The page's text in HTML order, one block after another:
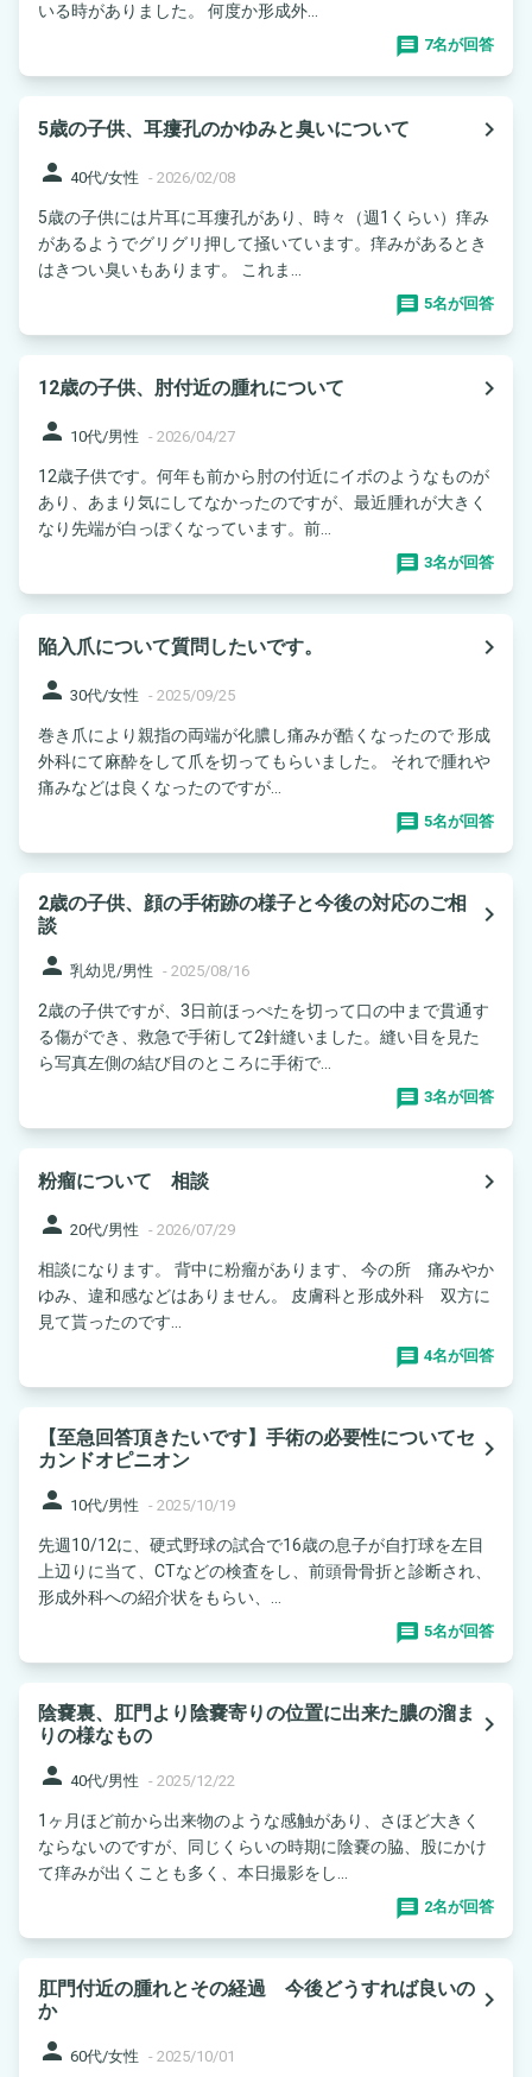
いる時がありました。 何度か形成外...
7名が回答
5歳の子供、耳瘻孔のかゆみと臭いについて
navigate_next
person 40代/女性 - 2026/02/08
5歳の子供には片耳に耳瘻孔があり、時々（週1くらい）痒み
があるようでグリグリ押して掻いています。痒みがあるとき
はきつい臭いもあります。 これま...
5名が回答
12歳の子供、肘付近の腫れについて
navigate_next
person 10代/男性 - 2026/04/27
12歳子供です。何年も前から肘の付近にイボのようなものが
あり、あまり気にしてなかったのですが、最近腫れが大きく
なり先端が白っぽくなっています。前...
3名が回答
陥入爪について質問したいです。
navigate_next
person 30代/女性 - 2025/09/25
巻き爪により親指の両端が化膿し痛みが酷くなったので 形成
外科にて麻酔をして爪を切ってもらいました。 それで腫れや
痛みなどは良くなったのですが...
5名が回答
2歳の子供、顔の手術跡の様子と今後の対応のご相
談
navigate_next
person 乳幼児/男性 - 2025/08/16
2歳の子供ですが、3日前ほっぺたを切って口の中まで貫通す
る傷ができ、救急で手術して2針縫いました。縫い目を見た
ら写真左側の結び目のところに手術で...
3名が回答
粉瘤について 相談
navigate_next
person 20代/男性 - 2026/07/29
相談になります。 背中に粉瘤があります、 今の所 痛みやか
ゆみ、違和感などはありません。 皮膚科と形成外科 双方に
見て貰ったのです...
4名が回答
【至急回答頂きたいです】手術の必要性についてセ
カンドオピニオン
navigate_next
person 10代/男性 - 2025/10/19
先週10/12に、硬式野球の試合で16歳の息子が自打球を左目
上辺りに当て、CTなどの検査をし、前頭骨骨折と診断され、
形成外科への紹介状をもらい、...
5名が回答
陰嚢裏、肛門より陰嚢寄りの位置に出来た膿の溜ま
りの様なもの
navigate_next
person 40代/男性 - 2025/12/22
1ヶ月ほど前から出来物のような感触があり、さほど大きく
ならないのですが、同じくらいの時期に陰嚢の脇、股にかけ
て痒みが出くことも多く、本日撮影をし...
2名が回答
肛門付近の腫れとその経過 今後どうすれば良いの
か
navigate_next
person 60代/女性 - 2025/10/01